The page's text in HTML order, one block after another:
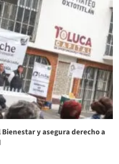
y asegura derecho a